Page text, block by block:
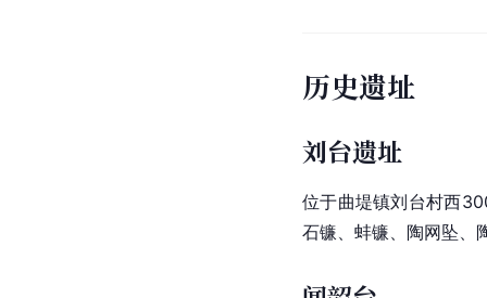
历史遗址
刘台遗址
位于曲堤镇刘台村西
石镰、蚌镰、陶网坠、